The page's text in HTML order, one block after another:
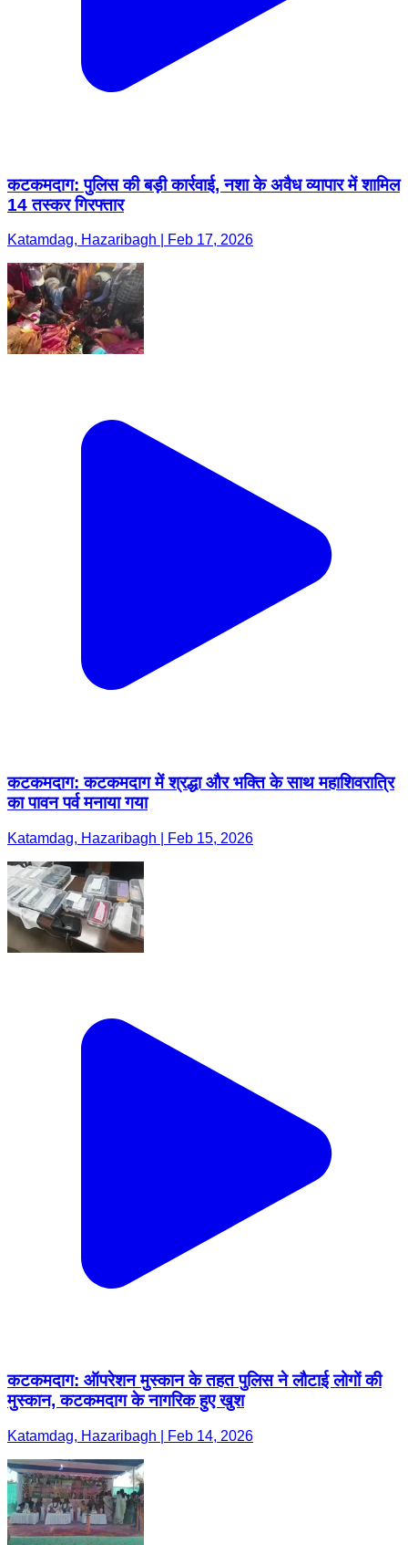
कटकमदाग: पुलिस की बड़ी कार्रवाई, नशा के अवैध व्यापार में शामिल
14 तस्कर गिरफ्तार
Katamdag, Hazaribagh | Feb 17, 2026
कटकमदाग: कटकमदाग में श्रद्धा और भक्ति के साथ महाशिवरात्रि
का पावन पर्व मनाया गया
Katamdag, Hazaribagh | Feb 15, 2026
कटकमदाग: ऑपरेशन मुस्कान के तहत पुलिस ने लौटाई लोगों की
मुस्कान, कटकमदाग के नागरिक हुए खुश
Katamdag, Hazaribagh | Feb 14, 2026